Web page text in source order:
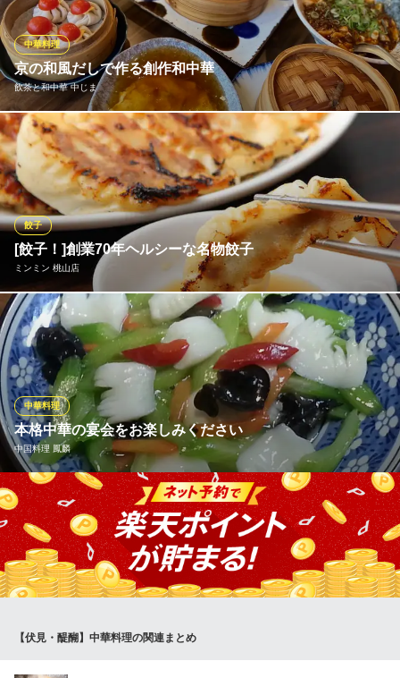
ハラール中華レストラン
ハラール系本格中華料理
京阪本線龍谷大前深草駅 徒歩9分
京都府京都市伏見区深草西浦町3-15-5
京の和風だしで作る創作和中華
飲茶と和中華 中じま
中華料理
京の和風だしをベースに、中華調理器具でつくる中華は、あっさ
りしていてまさに“新感覚”♪どれだけ食べても胃もたれしないた
め、お食事後もすっきり♪食べごたえのあるメニューになっていま
すので、たくさん食べたい方でも満足感があります♪
※こちらは夜のみのこだわりです。
飲茶と和中華 中じま
中華ダイニング
京阪宇治線中書島駅 徒歩6分
京都府京都市伏見区中油掛町109
[餃子！]創業70年ヘルシーな名物餃子
ミンミン 桃山店
餃子
食材全てにこだわったミンミン餃子。強力粉100％にこだわり、皮
がとろけるようになめらかで、焼き目はパリッと香ばしくいくら
でも食べれます！じっくり寝かせて皮の旨味も引き出していま
す。具は白菜をたっぷり使用するのが特徴で豚肉、羊、ニンニク
などの17種類の具材とあいまって、絶妙な味のバランスが保たれ
ています。
ミンミン 桃山店
皮が美味しい焼餃子の店
近鉄京都線桃山御陵前駅 徒歩1分
京都府京都市伏見区京町4-157-1 文珠ビル2F
本格中華の宴会をお楽しみください
中国料理 鳳麟
中華料理
当店は本格中華、広東料理をご提供するお店。味もボリュームも
満点の料理は「コース料理食べ飲み放題付き／4000円（税別）
～」でもご提供いたします。広々とした店内に堂々と設置された
円卓を囲んで中華の宴会をお楽しみください。
地下鉄烏丸線くいな橋駅 徒歩6分
【伏見・醍醐】中華料理の関連まとめ